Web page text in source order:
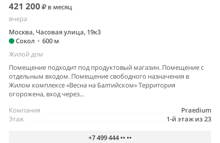
421 200
в месяц
вчера
Москва, Часовая улица, 19к3
Сокол • 600 м
Жилой дом
Помещение подходит под продуктовый магазин. Помещение с
отдельным входом. Помещение свободного назначения в
Жилом комплексе «Весна на Балтийском» Территория
огорожена, вход через...
Praedium
Компания
1-й этаж из 23
Этаж
+7 499 444 •• ••